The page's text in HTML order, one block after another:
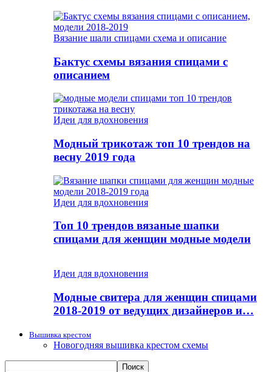
Вязание шали спицами схема и описание
Бактус схемы вязания спицами с
описанием
Идеи для вдохновения
Модный трикотаж топ 10 трендов на
весну 2019 года
Идеи для вдохновения
Топ 10 трендов вязаные шапки
спицами для женщин модные модели
Идеи для вдохновения
Модные свитера для женщин спицами
2018-2019 от ведущих дизайнеров и…
Вышивка крестом
Новогодняя вышивка крестом схемы